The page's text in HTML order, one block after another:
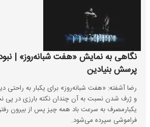
نگاهی به نمایش «هفت شبانه‌روز» |
پرسش بنیادین
رضا آشفته: «هفت شبانه‌روز» برای یکبار به راحتی
و ژرف شدن نسبت به آن چندان نکته بارزی در پی
یکبارمصرف به سرعت باد همه چیز پس از بیرون رفتن
فراموشی سپرده می‌شود.